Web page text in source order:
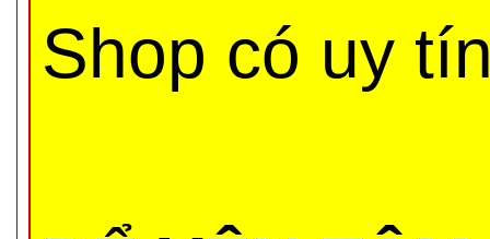
Shop có uy